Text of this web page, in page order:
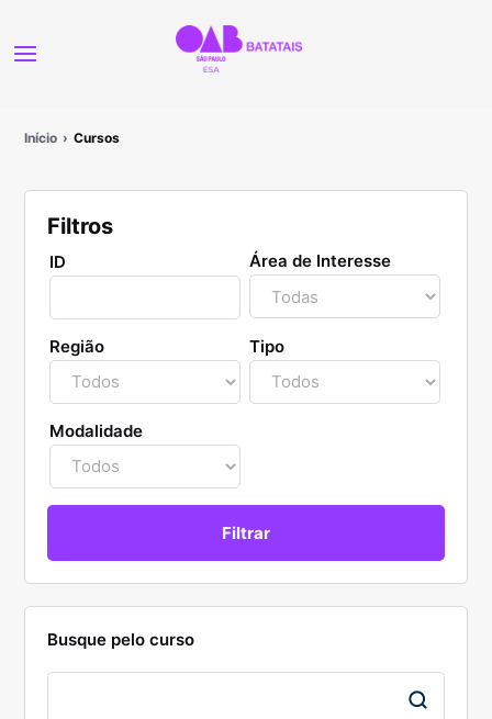
Início Cursos
Filtros
ID Área de Interesse
Região Tipo
Modalidade
Busque pelo curso